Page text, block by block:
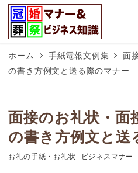
ホーム 手紙電報文例集
面
の書き方例文と送る際のマナー
面接のお礼状・面
の書き方例文と送
タグ
お礼の手紙・お礼状
タグ
ビジネスマナー